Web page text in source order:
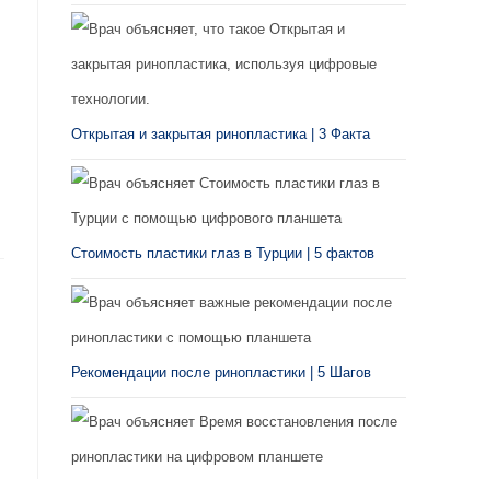
Открытая и закрытая ринопластика | 3 Факта
Стоимость пластики глаз в Турции | 5 фактов
Рекомендации после ринопластики | 5 Шагов